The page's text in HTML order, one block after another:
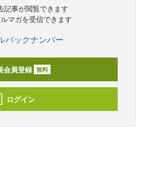
記事が閲覧できます
マガを受信できます
バックナンバー
会員登録 無料
ログイン